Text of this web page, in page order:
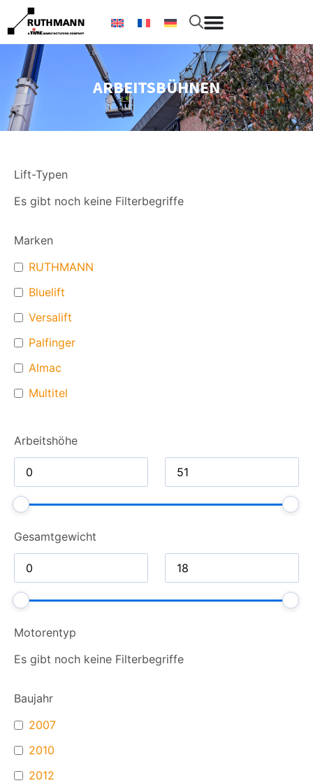
ARBEITSBÜHNEN
Lift-Typen
Es gibt noch keine Filterbegriffe
Marken
RUTHMANN
Bluelift
Versalift
Palfinger
Almac
Multitel
Arbeitshöhe
Gesamt­gewicht
Motorentyp
Es gibt noch keine Filterbegriffe
Baujahr
2007
2010
2012